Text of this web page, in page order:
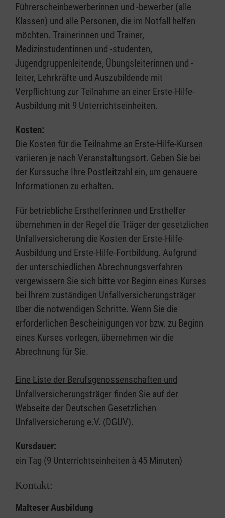
Führerscheinbewerberinnen und -bewerber (alle
Klassen) und alle Personen, die im Notfall helfen
möchten. Trainerinnen und Trainer,
Medizinstudentinnen und -studenten,
Jugendgruppenleitende, Übungsleiterinnen und -
leiter, Lehrkräfte und Auszubildende mit
Verpflichtung zur Teilnahme an einer Erste-Hilfe-
Ausbildung mit 9 Unterrichtseinheiten.
Kosten:
Die Kosten für die Teilnahme an Erste-Hilfe-Kursen
variieren je nach Veranstaltungsort. Geben Sie bei
der Kurssuche Ihre Postleitzahl ein, um genauere
Informationen zu erhalten.
Für betriebliche Ersthelferinnen und Ersthelfer
übernehmen in der Regel die Träger der gesetzlichen
Unfallversicherung die Kosten der Erste-Hilfe-
Ausbildung und Erste-Hilfe-Fortbildung. Aufgrund
der unterschiedlichen Abrechnungsverfahren
vergewissern Sie sich bitte vor Beginn eines Kurses
bei Ihrem zuständigen Unfallversicherungsträger
über die notwendigen Schritte. Wenn Sie die
erforderlichen Bescheinigungen vor bzw. zu Beginn
eines Kurses vorlegen, übernehmen wir die
Abrechnung für Sie.
Eine Liste der Berufsgenossenschaften und
Unfallversicherungsträger finden Sie auf der
Webseite der Deutschen Gesetzlichen
Unfallversicherung e.V. (DGUV).
Kursdauer:
ein Tag (9 Unterrichtseinheiten à 45 Minuten)
Kontakt:
Malteser Ausbildung